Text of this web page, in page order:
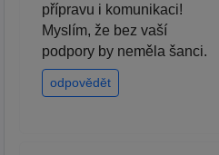
přípravu i komunikaci!
Myslím, že bez vaší
podpory by neměla šanci.
odpovědět